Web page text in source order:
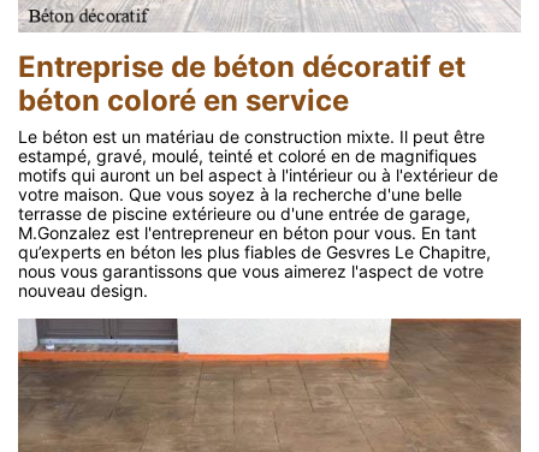
Entreprise de béton décoratif et
béton coloré en service
Le béton est un matériau de construction mixte. Il peut être
estampé, gravé, moulé, teinté et coloré en de magnifiques
motifs qui auront un bel aspect à l'intérieur ou à l'extérieur de
votre maison. Que vous soyez à la recherche d'une belle
terrasse de piscine extérieure ou d'une entrée de garage,
M.Gonzalez est l'entrepreneur en béton pour vous. En tant
qu’experts en béton les plus fiables de Gesvres Le Chapitre,
nous vous garantissons que vous aimerez l'aspect de votre
nouveau design.